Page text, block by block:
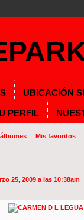
UBICACIÓN
PERFIL
Mis favoritos
25, 2009 a las 10:38am